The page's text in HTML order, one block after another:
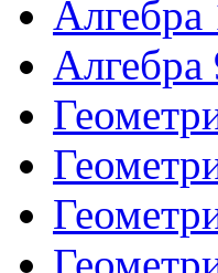
Алгебра
Алгебра